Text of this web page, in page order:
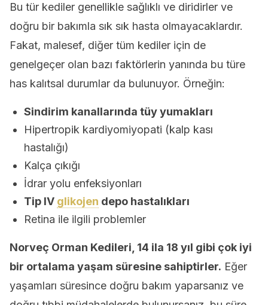
Bu tür kediler genellikle sağlıklı ve diridirler ve
doğru bir bakımla sık sık hasta olmayacaklardır.
Fakat, malesef, diğer tüm kediler için de
genelgeçer olan bazı faktörlerin yanında bu türe
has kalıtsal durumlar da bulunuyor. Örneğin:
Sindirim kanallarında tüy yumakları
Hipertropik kardiyomiyopati (kalp kası
hastalığı)
Kalça çıkığı
İdrar yolu enfeksiyonları
Tip IV glikojen depo hastalıkları
Retina ile ilgili problemler
Norveç Orman Kedileri, 14 ila 18 yıl gibi çok iyi
bir ortalama yaşam süresine sahiptirler. Eğer
yaşamları süresince doğru bakım yaparsanız ve